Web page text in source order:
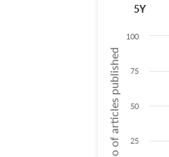
5Y
No of articles published 25
50
75
100